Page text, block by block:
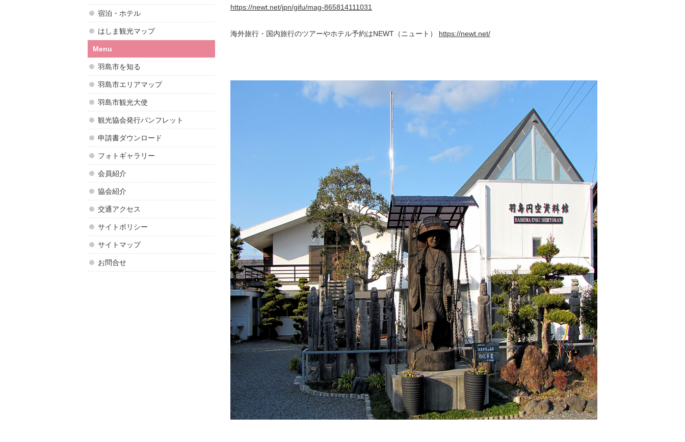
https://newt.net/jpn/gifu/mag-865814111031
海外旅行・国内旅行のツアーやホテル予約はNEWT（ニュート） https://newt.net/
宿泊・ホテル
はしま観光マップ
Menu
羽島市を知る
羽島市エリアマップ
羽島市観光大使
観光協会発行パンフレット
申請書ダウンロード
フォトギャラリー
会員紹介
協会紹介
交通アクセス
サイトポリシー
サイトマップ
お問合せ